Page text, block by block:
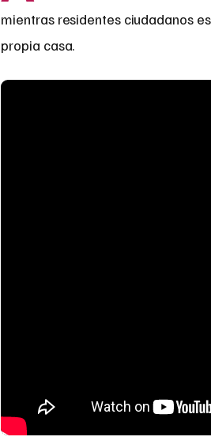
mientras residentes ciudadanos
propia casa.